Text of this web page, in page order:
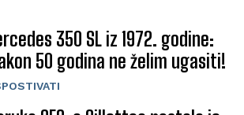
350 SL iz 1972. godine:
50 godina ne želim ugasiti!